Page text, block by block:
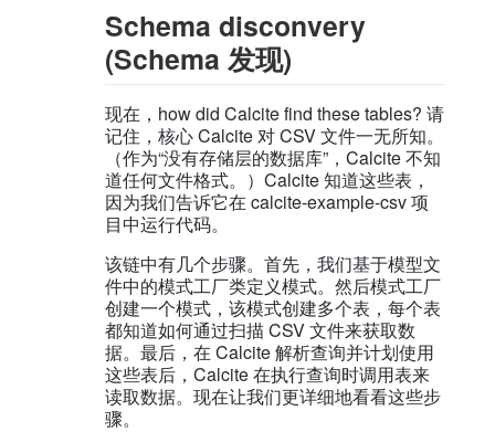
Schema disconvery
(Schema 发现)
现在，how did Calcite find these tables? 请
记住，核心 Calcite 对 CSV 文件一无所知。
（作为“没有存储层的数据库”，Calcite 不知
道任何文件格式。）Calcite 知道这些表，
因为我们告诉它在 calcite-example-csv 项
目中运行代码。
该链中有几个步骤。首先，我们基于模型文
件中的模式工厂类定义模式。然后模式工厂
创建一个模式，该模式创建多个表，每个表
都知道如何通过扫描 CSV 文件来获取数
据。最后，在 Calcite 解析查询并计划使用
这些表后，Calcite 在执行查询时调用表来
读取数据。现在让我们更详细地看看这些步
骤。